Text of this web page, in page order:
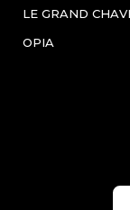
LE GRAND
OPIA